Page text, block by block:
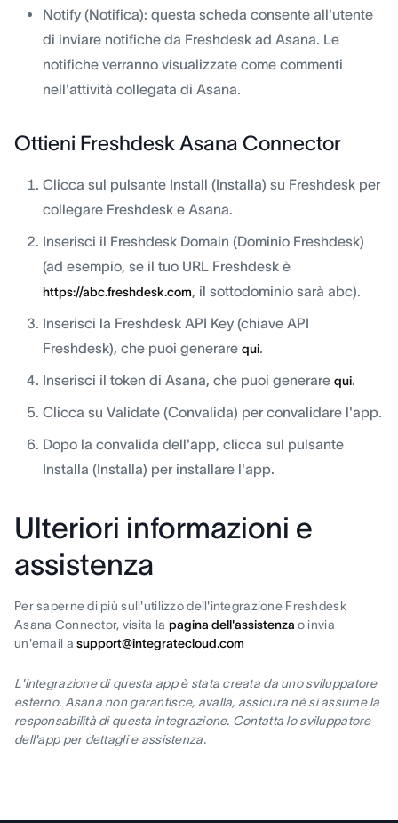
Notify (Notifica): questa scheda consente all'utente
di inviare notifiche da Freshdesk ad Asana. Le
notifiche verranno visualizzate come commenti
nell'attività collegata di Asana.
Ottieni Freshdesk Asana Connector
Clicca sul pulsante Install (Installa) su Freshdesk per
collegare Freshdesk e Asana.
Inserisci il Freshdesk Domain (Dominio Freshdesk)
(ad esempio, se il tuo URL Freshdesk è
https://abc.freshdesk.com, il sottodominio sarà abc).
Inserisci la Freshdesk API Key (chiave API
Freshdesk), che puoi generare qui.
Inserisci il token di Asana, che puoi generare qui.
Clicca su Validate (Convalida) per convalidare l'app.
Dopo la convalida dell'app, clicca sul pulsante
Installa (Installa) per installare l'app.
Ulteriori informazioni e
assistenza
Per saperne di più sull'utilizzo dell'integrazione Freshdesk
Asana Connector, visita la pagina dell'assistenza o invia
un'email asupport@integratecloud.com
L'integrazione di questa app è stata creata da uno sviluppatore
esterno. Asana non garantisce, avalla, assicura né si assume la
responsabilità di questa integrazione. Contatta lo sviluppatore
dell'app per dettagli e assistenza.